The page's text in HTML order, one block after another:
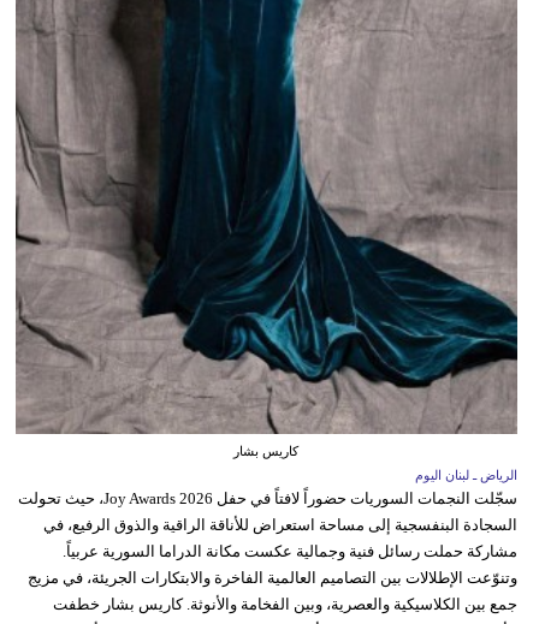
كاريس بشار
الرياض ـ لبنان اليوم
سجّلت النجمات السوريات حضوراً لافتاً في حفل Joy Awards 2026، حيث تحولت
السجادة البنفسجية إلى مساحة استعراض للأناقة الراقية والذوق الرفيع، في
مشاركة حملت رسائل فنية وجمالية عكست مكانة الدراما السورية عربياً.
وتنوّعت الإطلالات بين التصاميم العالمية الفاخرة والابتكارات الجريئة، في مزيج
جمع بين الكلاسيكية والعصرية، وبين الفخامة والأنوثة. كاريس بشار خطفت